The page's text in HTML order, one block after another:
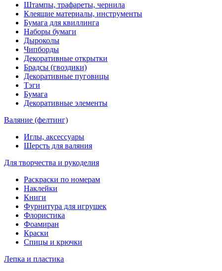
Штампы, трафареты, чернила
Клеящие материалы, инструменты
Бумага для квиллинга
Наборы бумаги
Дыроколы
Чипборды
Декоративные открытки
Брадсы (гвоздики)
Декоративные пуговицы
Тэги
Бумага
Декоративные элементы
Валяние (фелтинг)
Иглы, аксессуары
Шерсть для валяния
Для творчества и рукоделия
Раскраски по номерам
Наклейки
Книги
Фурнитура для игрушек
Флористика
Фоамиран
Краски
Спицы и крючки
Лепка и пластика